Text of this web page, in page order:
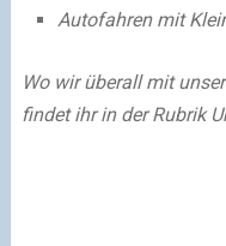
Autofahren mit
Wo wir überall mit
findet ihr in der Rubrik